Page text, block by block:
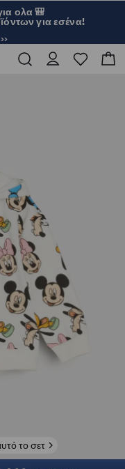
ολα 🎒
για εσένα!
το σετ